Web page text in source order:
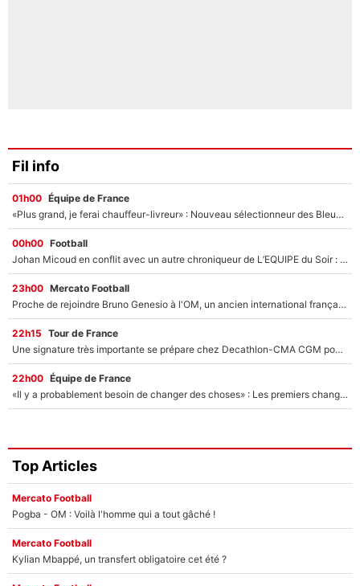
Fil info
01h00 Équipe de France
«Plus grand, je ferai chauffeur-livreur» : Nouveau sélectionneur des Bleus, Zinédine Zidane s’était imaginé un avenir très différent lorsqu'il était enfant
00h00 Football
Johan Micoud en conflit avec un autre chroniqueur de L’EQUIPE du Soir : «Pendant un moment, je ne les ai pas remis ensemble dans l'émission»
23h00 Mercato Football
Proche de rejoindre Bruno Genesio à l'OM, un ancien international français va finalement débarquer... sur RMC !
22h15 Tour de France
Une signature très importante se prépare chez Decathlon-CMA CGM pour aider Paul Seixas à gagner le Tour de France 2027
22h00 Équipe de France
«Il y a probablement besoin de changer des choses» : Les premiers changements de Zinedine Zidane en équipe de France sont révélés ?
Top Articles
Mercato Football
Pogba - OM : Voilà l'homme qui a tout gâché !
Mercato Football
Kylian Mbappé, un transfert obligatoire cet été ?